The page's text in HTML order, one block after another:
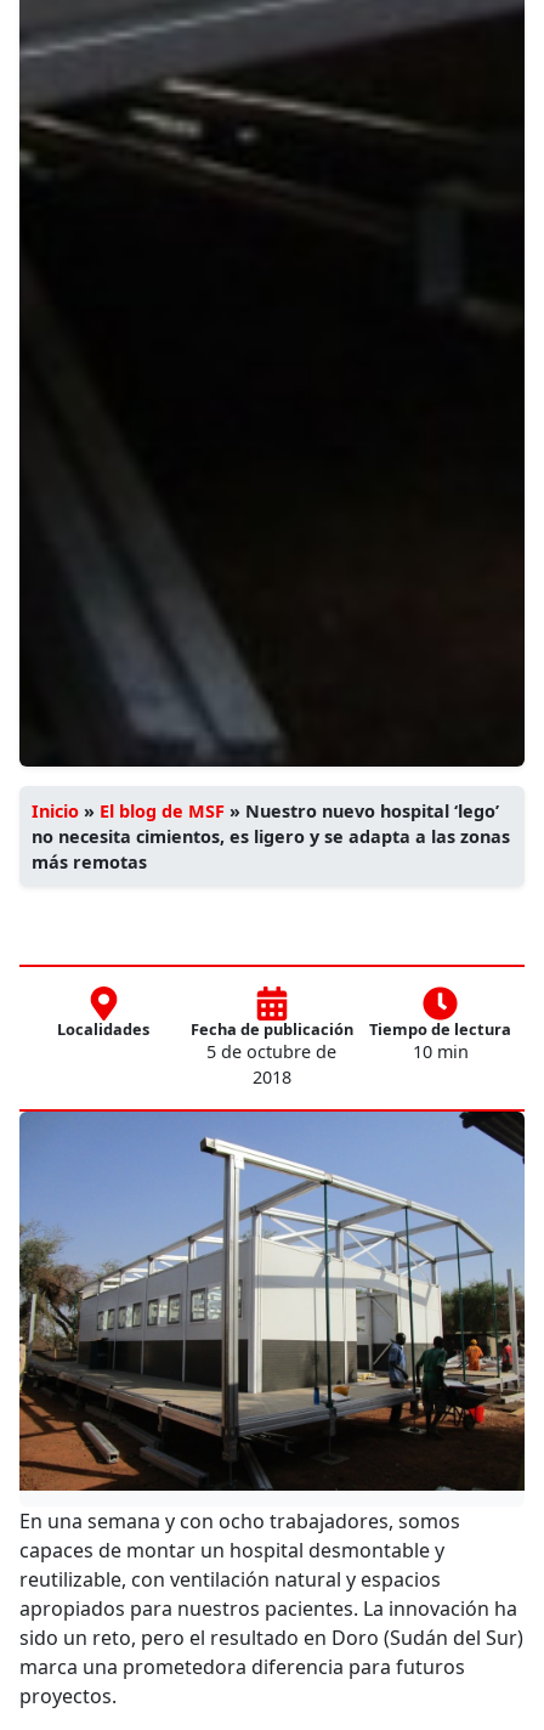
Inicio » El blog de MSF » Nuestro nuevo hospital ‘lego’
no necesita cimientos, es ligero y se adapta a las zonas
más remotas
Localidades Fecha de publicación
5 de octubre de
2018
Tiempo de lectura
10 min
En una semana y con ocho trabajadores, somos
capaces de montar un hospital desmontable y
reutilizable, con ventilación natural y espacios
apropiados para nuestros pacientes. La innovación ha
sido un reto, pero el resultado en Doro (Sudán del Sur)
marca una prometedora diferencia para futuros
proyectos.